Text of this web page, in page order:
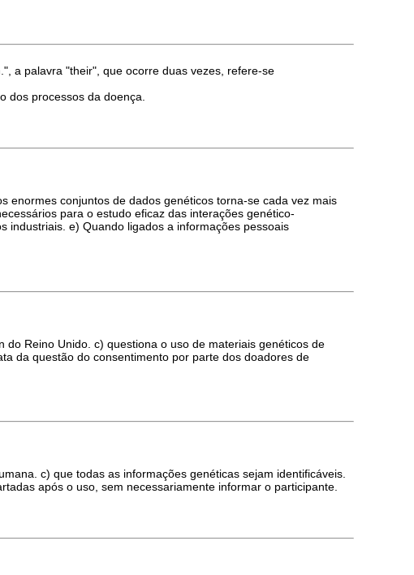
a palavra "their", que ocorre duas vezes, refere-se
dos processos da doença.
enormes conjuntos de dados genéticos torna-se cada vez mais
para o estudo eficaz das interações genético-
industriais. e) Quando ligados a informações pessoais
Reino Unido. c) questiona o uso de materiais genéticos de
da questão do consentimento por parte dos doadores de
c) que todas as informações genéticas sejam identificáveis.
após o uso, sem necessariamente informar o participante.